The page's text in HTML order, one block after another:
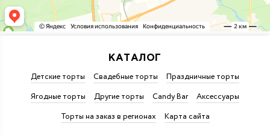
КАТАЛОГ
Детские торты Свадебные торты
Праздничные торты
Ягодные торты
Другие торты Candy Bar
Аксессуары
Торты на заказ в регионах
Карта сайта